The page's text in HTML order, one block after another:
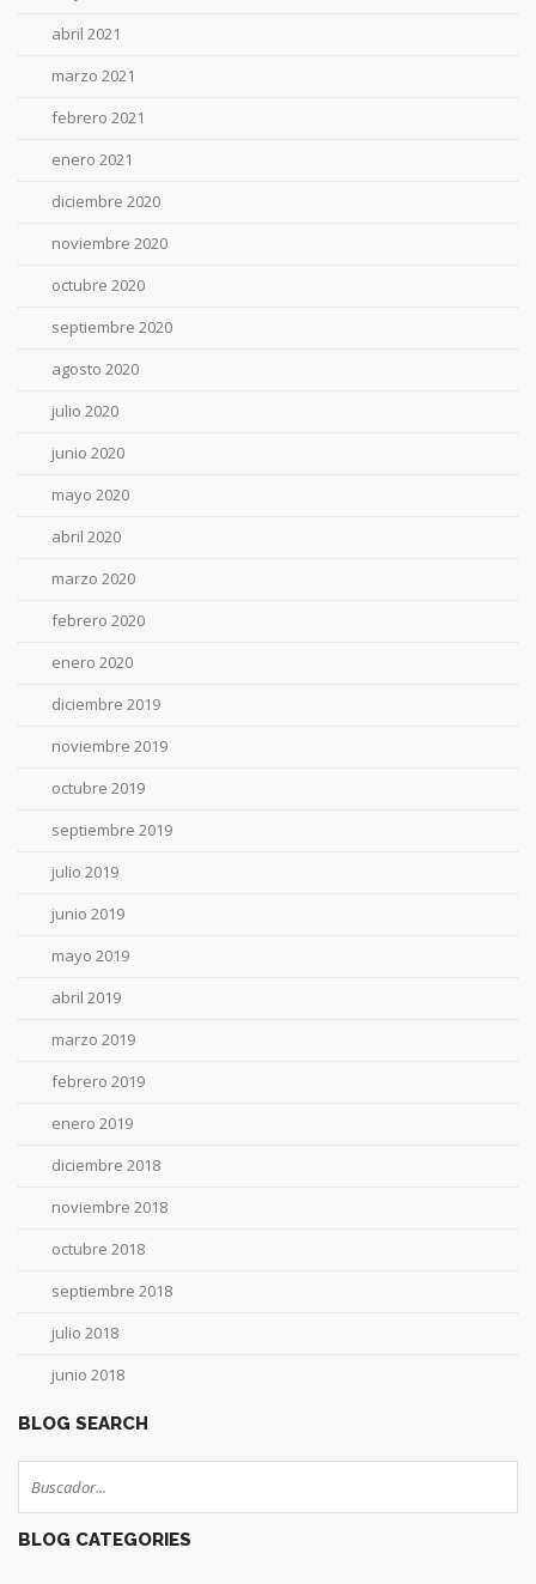
abril 2021
marzo 2021
febrero 2021
enero 2021
diciembre 2020
noviembre 2020
octubre 2020
septiembre 2020
agosto 2020
julio 2020
junio 2020
mayo 2020
abril 2020
marzo 2020
febrero 2020
enero 2020
diciembre 2019
noviembre 2019
octubre 2019
septiembre 2019
julio 2019
junio 2019
mayo 2019
abril 2019
marzo 2019
febrero 2019
enero 2019
diciembre 2018
noviembre 2018
octubre 2018
septiembre 2018
julio 2018
junio 2018
BLOG SEARCH
BLOG CATEGORIES